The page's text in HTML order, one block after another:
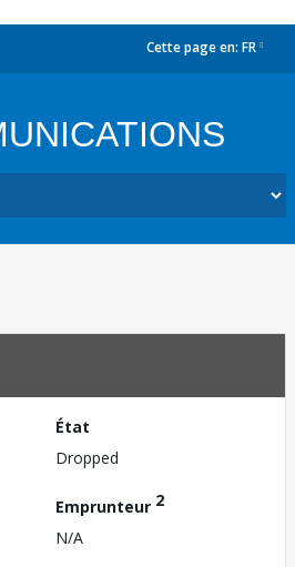
Cette page en: FR
État
Dropped
Emprunteur 2
N/A